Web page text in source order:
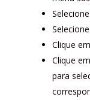
Clique em
Clique
para